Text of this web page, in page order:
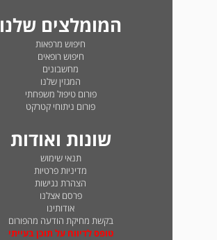
המומלצים שלנו
חיפוש מרפאות
חיפוש רופאים
מחשבונים
המגזין שלנו
פורום טיפול משפחתי
פורום ניתוחי קטרקט
שונות ואודות
תנאי שימוש
מדיניות פרטיות
הצהרת נגישות
פרסם אצלנו
אודותינו
בקשת מחיקת הודעה מהפורום
טופס לדיווח על תוכן בעייתי